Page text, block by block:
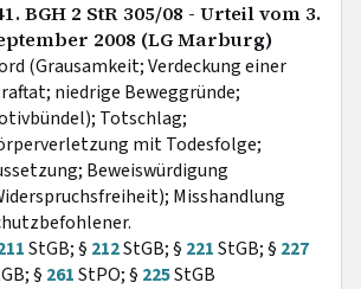
BGH 2 StR 305/08 - Urteil vom 3.
2008 (LG Marburg)
(Grausamkeit; Verdeckung einer
niedrige Beweggründe;
Totschlag;
mit Todesfolge;
Beweiswürdigung
Misshandlung
StGB; § 212StGB; § 221StGB; § 227
§ 261StPO; § 225StGB